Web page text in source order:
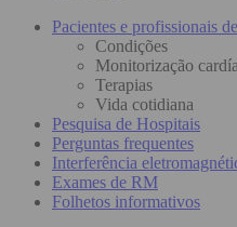
Pacientes e profissionais
Condições
Monitorização
Terapias
Vida cotidiana
Pesquisa de Hospitais
Perguntas frequentes
Interferência
Exames de RM
Folhetos informativos